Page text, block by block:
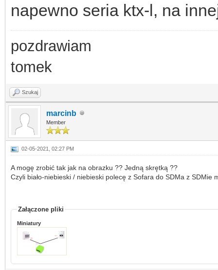
napewno seria ktx-l, na
pozdrawiam
tomek
Szukaj
marcinb
Member
02-05-2021, 02:27 PM
A mogę zrobić tak jak na obrazku ?? Jedną skrętką ??
Czyli biało-niebieski / niebieski polecę z Sofara do SDMa z SDMie
Załączone pliki
Miniatury